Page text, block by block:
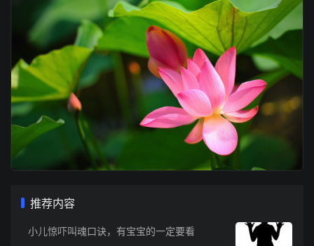
推荐内容
小儿惊吓叫魂口诀，有宝宝的一定要看